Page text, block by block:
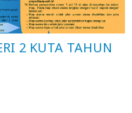
2 KUTA TAHUN